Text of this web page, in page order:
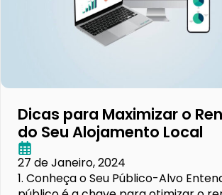
Dicas para Maximizar o
do Seu Alojamento Local
27 de Janeiro, 2024
1. Conheça o Seu Público-Alvo